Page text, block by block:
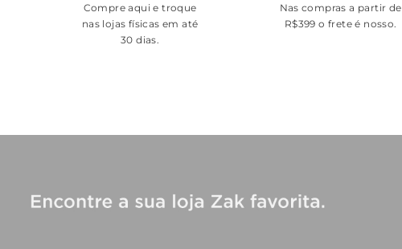
Compre aqui e troque
nas lojas físicas em até
30 dias.
Nas compras a partir de
R$399 o frete é nosso.